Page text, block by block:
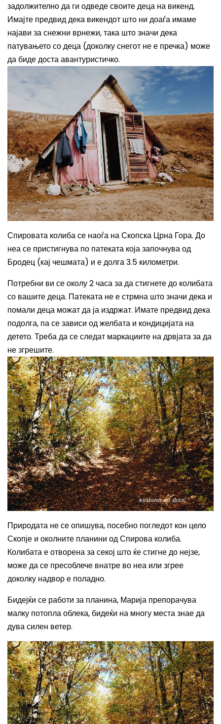
задолжително да ги одведе своите деца на викенд.
Имајте предвид дека викендот што ни доаѓа имаме
најави за снежни врнежи, така што значи дека
патувањето со деца (доколку снегот не е пречка) може
да биде доста авантуристичко.
Спировата колиба се наоѓа на Скопска Црна Гора. До
неа се пристигнува по патеката која започнува од
Бродец (кај чешмата) и е долга 3.5 километри.
Потребни ви се околу 2 часа за да стигнете до колибата
со вашите деца. Патеката не е стрмна што значи дека и
помали деца можат да ја издржат. Имате предвид дека
подолга, па се зависи од желбата и кондицијата на
детето. Треба да се следат маркациите на дрвјата за да
не згрешите.
Природата не се опишува, посебно погледот кон цело
Скопје и околните планини од Спирова колиба.
Колибата е отворена за секој што ќе стигне до нејзе,
може да се пресоблече внатре во неа или згрее
доколку надвор е поладно.
Бидејќи се работи за планина, Марија препорачува
малку потопла облека, бидеќи на многу места знае да
дува силен ветер.